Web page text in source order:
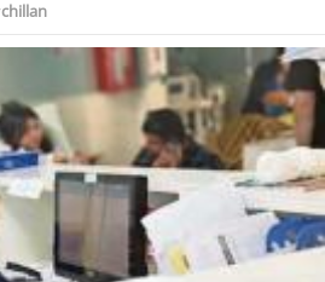
chillan